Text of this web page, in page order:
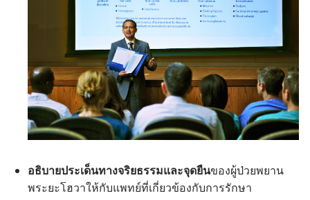
อธิบาย​ประเด็น​ทาง​จริยธรรม​และ​จุด​ยืน​ของ​ผู้​ป่วย​พยาน​
พระ​ยะโฮวา​ให้​กับ​แพทย์​ที่​เกี่ยว​ข้อง​กับ​การ​รักษา